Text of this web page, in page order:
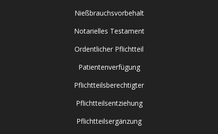
Nießbrauchsvorbehalt
Notarielles Testament
Ordentlicher Pflichtteil
Patientenverfügung
Pflichtteilsberechtigter
Pflichtteilsentziehung
Pflichtteilsergänzung